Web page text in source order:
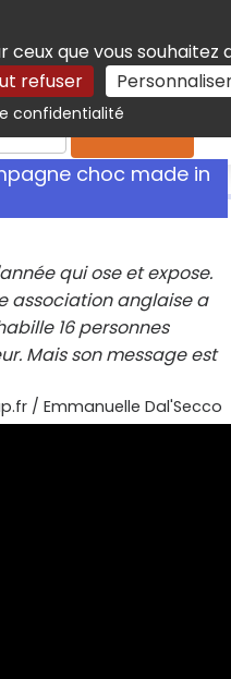
ceux que vous souhaitez
refuser
confidentialité
choc made in
qui ose et expose.
association anglaise a
16 personnes
Mais son message est
/ Emmanuelle Dal'Secco